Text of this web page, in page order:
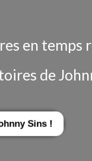
en temps
de
Sins !